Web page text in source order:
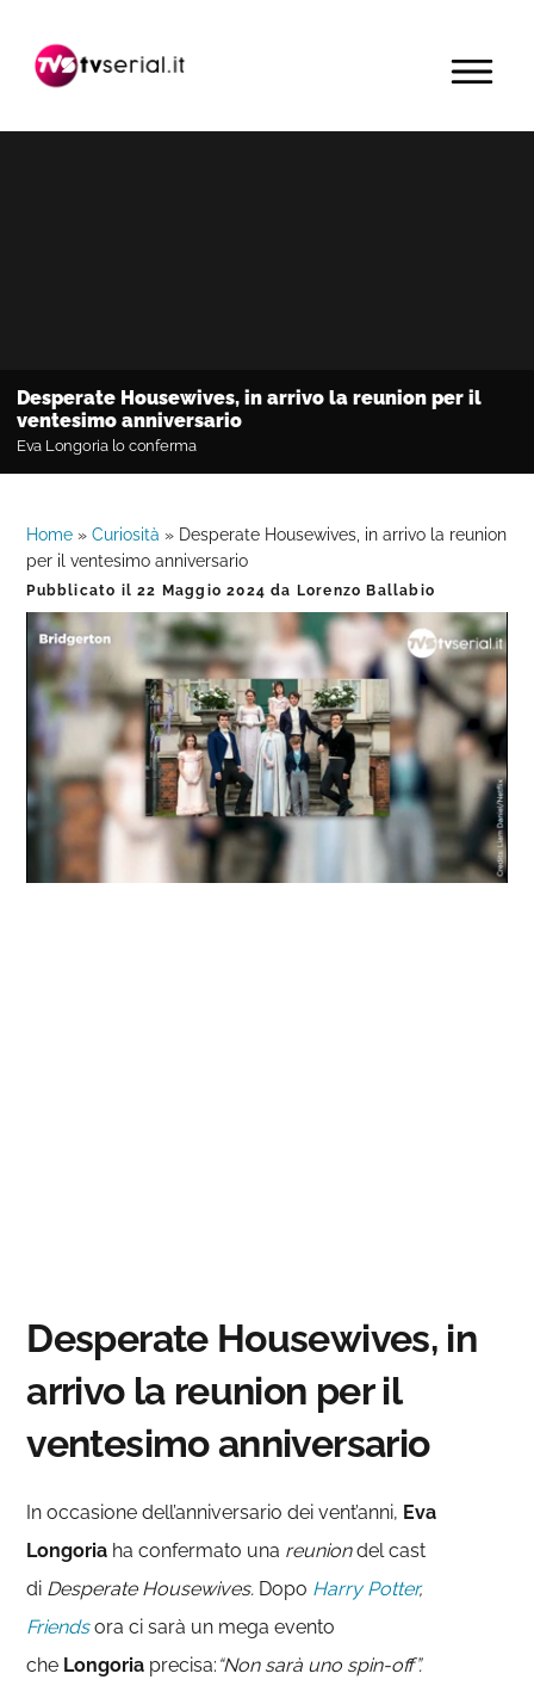
navigazione
contenuto
barra
primaria
MENU
Desperate Housewives, in arrivo la reunion per il
ventesimo anniversario
Eva Longoria lo conferma
Home »Curiosità » Desperate Housewives, in arrivo la reunion
per il ventesimo anniversario
Pubblicato il22 Maggio 2024 da Lorenzo Ballabio
Unmute
0%
0%
Desperate Housewives, in
arrivo la reunion per il
ventesimo anniversario
In occasione dell’anniversario dei vent’anni, Eva
Longoria ha confermato una reuniondel cast
di Desperate Housewives. Dopo Harry Potter,
Friends ora ci sarà un mega evento
che Longoria precisa: “Non sarà uno spin-off”.